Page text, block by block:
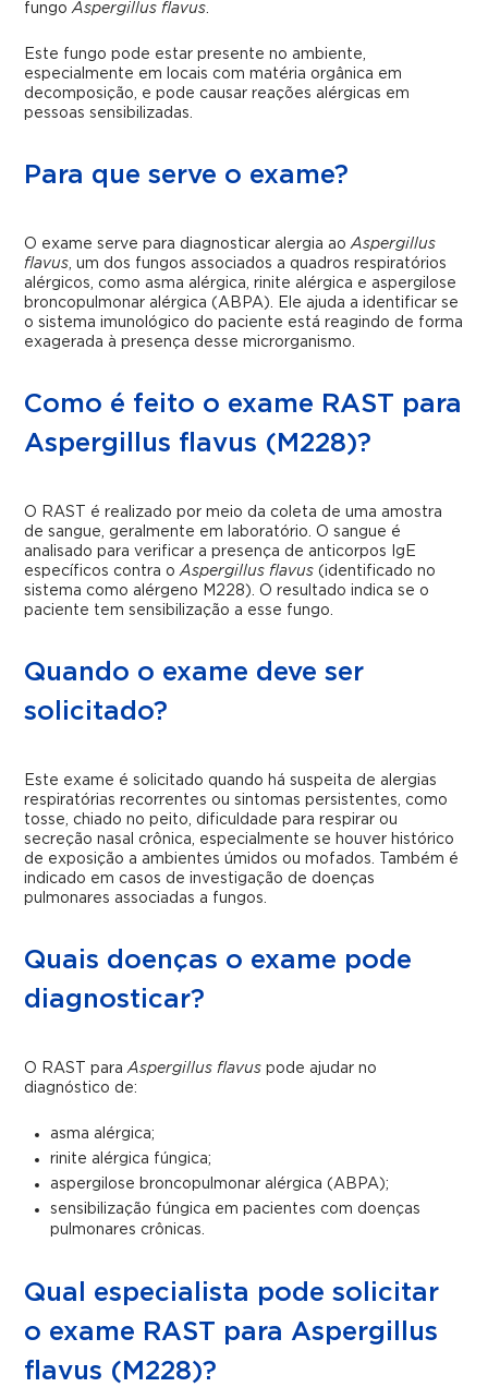
fungoAspergillus flavus.
Este fungo pode estar presente no ambiente,
especialmente em locais com matéria orgânica em
decomposição, e pode causar reações alérgicas em
pessoas sensibilizadas.
Para que serve o exame?
O exame serve para diagnosticar alergia aoAspergillus
flavus, um dos fungos associados a quadros respiratórios
alérgicos, como asma alérgica, rinite alérgica e aspergilose
broncopulmonar alérgica (ABPA). Ele ajuda a identificar se
o sistema imunológico do paciente está reagindo de forma
exagerada à presença desse microrganismo.
Como é feito o exame RAST para
Aspergillus flavus (M228)?
O RAST é realizado por meio da coleta de uma amostra
de sangue, geralmente em laboratório. O sangue é
analisado para verificar a presença de anticorpos IgE
específicos contra oAspergillus flavus (identificado no
sistema como alérgeno M228). O resultado indica se o
paciente tem sensibilização a esse fungo.
Quando o exame deve ser
solicitado?
Este exame é solicitado quando há suspeita de alergias
respiratórias recorrentes ou sintomas persistentes, como
tosse, chiado no peito, dificuldade para respirar ou
secreção nasal crônica, especialmente se houver histórico
de exposição a ambientes úmidos ou mofados. Também é
indicado em casos de investigação de doenças
pulmonares associadas a fungos.
Quais doenças o exame pode
diagnosticar?
O RAST paraAspergillus flavus pode ajudar no
diagnóstico de:
asma alérgica;
rinite alérgica fúngica;
aspergilose broncopulmonar alérgica (ABPA);
sensibilização fúngica em pacientes com doenças
pulmonares crônicas.
Qual especialista pode solicitar
o exame RAST para Aspergillus
flavus (M228)?